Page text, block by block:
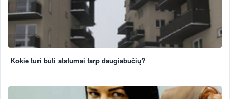
Kokie turi būti atstumai tarp daugiabučių?